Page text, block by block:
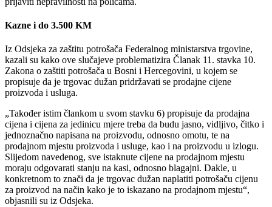
Kazne i do 3.500 KM
Iz Odsjeka za zaštitu potrošača Federalnog ministarstva trgovine,
kazali su kako ove slučajeve problematizira Članak 11. stavka 10.
Zakona o zaštiti potrošača u Bosni i Hercegovini, u kojem se
propisuje da je trgovac dužan pridržavati se prodajne cijene
proizvoda i usluga.
Također istim člankom u svom stavku 6) propisuje da prodajna
cijena i cijena za jedinicu mjere treba da budu jasno, vidljivo, čitko i
jednoznačno napisana na proizvodu, odnosno omotu, te na
prodajnom mjestu proizvoda i usluge, kao i na proizvodu u izlogu.
Slijedom navedenog, sve istaknute cijene na prodajnom mjestu
moraju odgovarati stanju na kasi, odnosno blagajni. Dakle, u
konkretnom to znači da je trgovac dužan naplatiti potrošaču cijenu
za proizvod na način kako je to iskazano na prodajnom mjestu ,
objasnili su iz Odsjeka.